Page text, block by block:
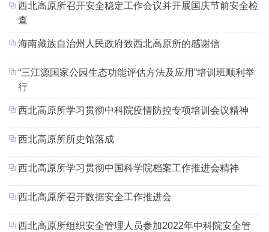
西北高原所召开安全稳定工作会议并开展国庆节前安全检
查
海南藏族自治州人民政府致西北高原所的感谢信
“三江源国家公园生态功能评估方法及应用”培训班顺利举
行
西北高原所学习贯彻中科院疫情防控专项培训会议精神
西北高原所所史馆落成
西北高原所学习贯彻中国科学院档案工作推进会精神
西北高原所召开数据安全工作推进会
西北高原所组织安全管理人员参加2022年中科院安全管